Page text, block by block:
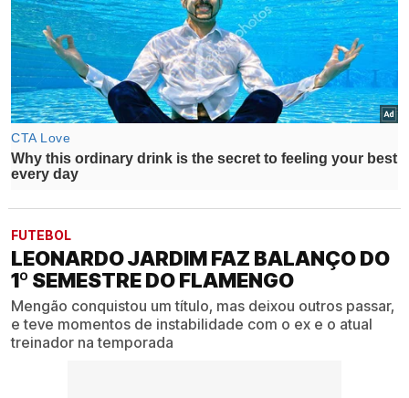
FUTEBOL
LEONARDO JARDIM FAZ BALANÇO DO
1º SEMESTRE DO FLAMENGO
Mengão conquistou um título, mas deixou outros passar,
e teve momentos de instabilidade com o ex e o atual
treinador na temporada